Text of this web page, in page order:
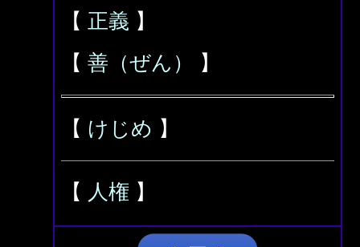
【 正義 】
【 善（ぜん） 】
【 けじめ 】
【 人権 】